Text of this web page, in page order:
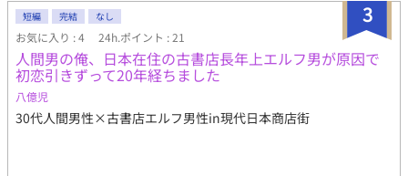
正吾は究極の選択を迫られることとなる。 果たして身の程に合
わない高額な入札をしてしまった正吾は、無事借金返済できるの
か。 また、男オメガである受けの母と受けが売られたその背景
には、一人の男の深い妄執があった。物語が進むにつれ、親世代
の酷い執愛が複雑に絡みついてくる。 果たして、登場人物全員
が幸せになる道はあるのだろうか。 ※攻めは一貫して受けを溺愛
しますが、無理やり表現や一部攻め以外からの凌辱もあります
3
短編 完結 なし
お気に入り : 4 24h.ポイント : 21
人間男の俺、日本在住の古書店長年上エルフ男が原因で
初恋引きずって20年経ちました
八億児
30代人間男性×古書店エルフ男性in現代日本商店街